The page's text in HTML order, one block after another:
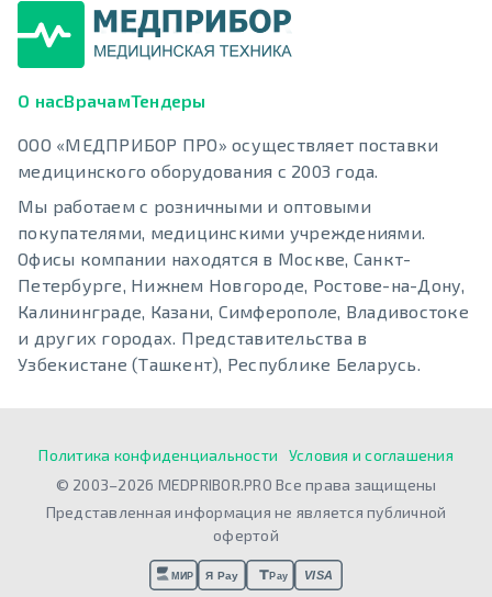
О насВрачамТендеры
ООО «МЕДПРИБОР ПРО» осуществляет поставки
медицинского оборудования с 2003 года.
Мы работаем с розничными и оптовыми
покупателями, медицинскими учреждениями.
Офисы компании находятся в Москве, Санкт-
Петербурге, Нижнем Новгороде, Ростове-на-Дону,
Калининграде, Казани, Симферополе, Владивостоке
и других городах. Представительства в
Узбекистане (Ташкент), Республике Беларусь.
Политика конфиденциальности
Условия и соглашения
© 2003–2026 MEDPRIBOR.PRO Все права защищены
Представленная информация не является публичной
офертой
МИР Я Pay Pay VISA